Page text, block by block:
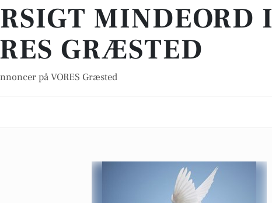
MINDEORD I
GRÆSTED
på VORES Græsted